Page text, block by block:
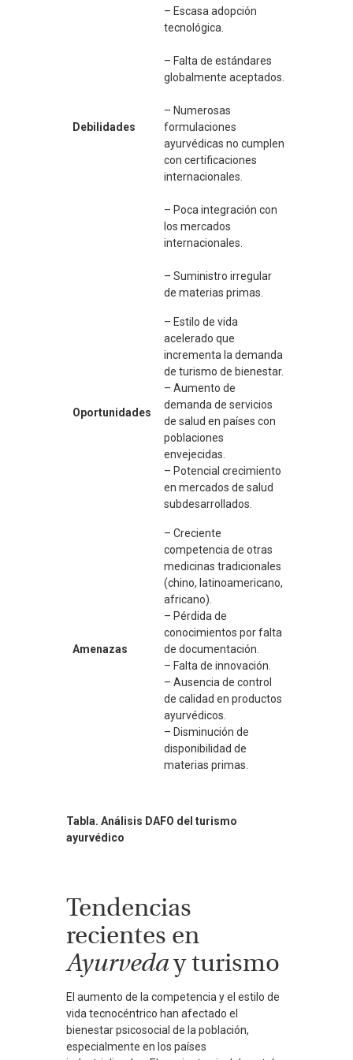
Debilidades
– Escasa adopción
tecnológica.
– Falta de estándares
globalmente aceptados.
– Numerosas
formulaciones
ayurvédicas no cumplen
con certificaciones
internacionales.
– Poca integración con
los mercados
internacionales.
– Suministro irregular
de materias primas.
Oportunidades
– Estilo de vida
acelerado que
incrementa la demanda
de turismo de bienestar.
– Aumento de
demanda de servicios
de salud en países con
poblaciones
envejecidas.
– Potencial crecimiento
en mercados de salud
subdesarrollados.
Amenazas
– Creciente
competencia de otras
medicinas tradicionales
(chino, latinoamericano,
africano).
– Pérdida de
conocimientos por falta
de documentación.
– Falta de innovación.
– Ausencia de control
de calidad en productos
ayurvédicos.
– Disminución de
disponibilidad de
materias primas.
Tabla. Análisis DAFO del turismo
ayurvédico
Tendencias
recientes en
Ayurveday turismo
El aumento de la competencia y el estilo de
vida tecnocéntrico han afectado el
bienestar psicosocial de la población,
especialmente en los países